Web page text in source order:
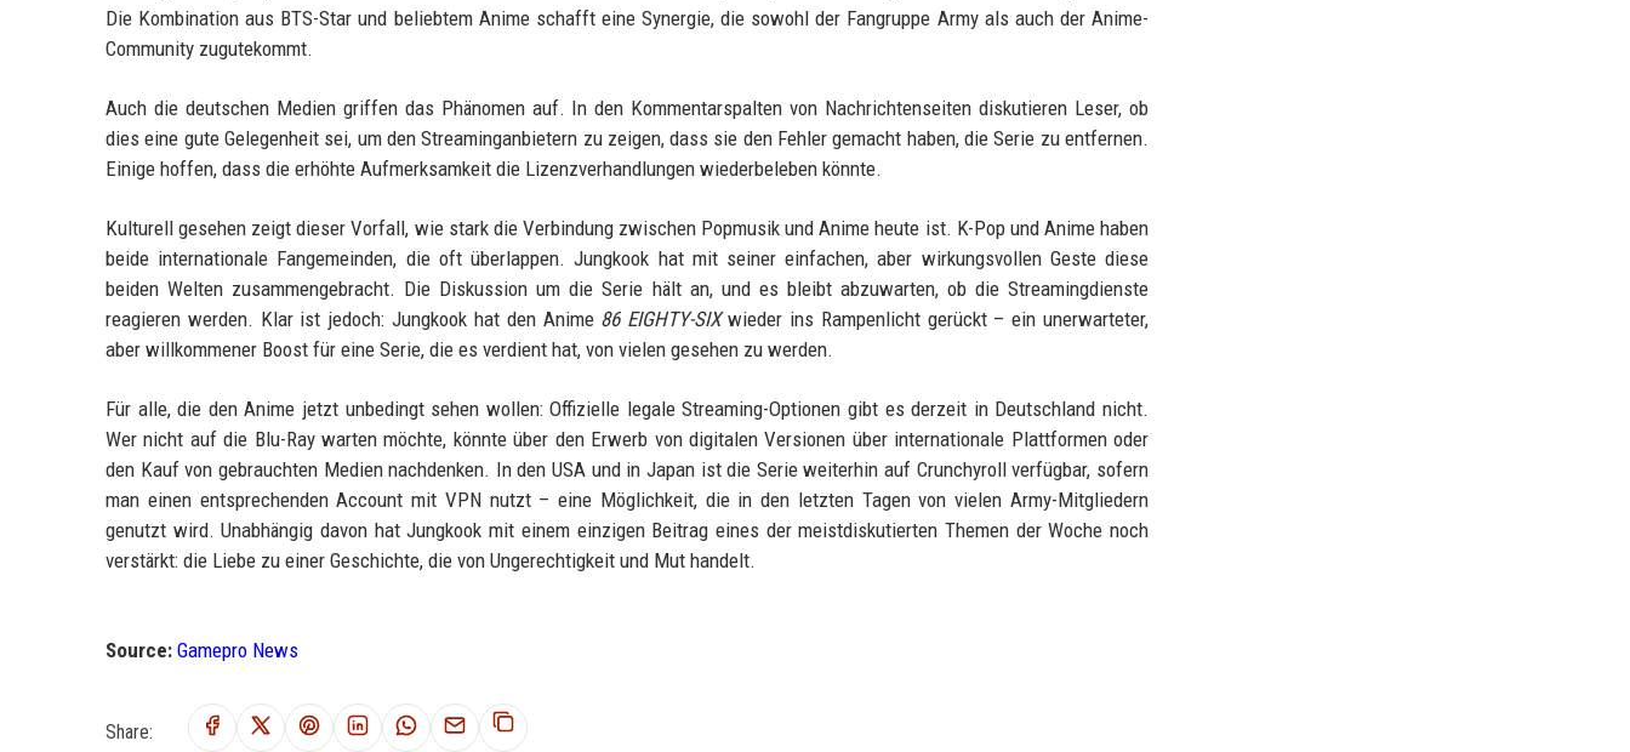
Die Kombination aus BTS-Star und beliebtem Anime schafft eine Synergie, die sowohl der Fangruppe Army als auch der Anime-
Community zugutekommt.
Auch die deutschen Medien griffen das Phänomen auf. In den Kommentarspalten von Nachrichtenseiten diskutieren Leser, ob
dies eine gute Gelegenheit sei, um den Streaminganbietern zu zeigen, dass sie den Fehler gemacht haben, die Serie zu entfernen.
Einige hoffen, dass die erhöhte Aufmerksamkeit die Lizenzverhandlungen wiederbeleben könnte.
Kulturell gesehen zeigt dieser Vorfall, wie stark die Verbindung zwischen Popmusik und Anime heute ist. K-Pop und Anime haben
beide internationale Fangemeinden, die oft überlappen. Jungkook hat mit seiner einfachen, aber wirkungsvollen Geste diese
beiden Welten zusammengebracht. Die Diskussion um die Serie hält an, und es bleibt abzuwarten, ob die Streamingdienste
reagieren werden. Klar ist jedoch: Jungkook hat den Anime 86 EIGHTY-SIXwieder ins Rampenlicht gerückt – ein unerwarteter,
aber willkommener Boost für eine Serie, die es verdient hat, von vielen gesehen zu werden.
Für alle, die den Anime jetzt unbedingt sehen wollen: Offizielle legale Streaming-Optionen gibt es derzeit in Deutschland nicht.
Wer nicht auf die Blu-Ray warten möchte, könnte über den Erwerb von digitalen Versionen über internationale Plattformen oder
den Kauf von gebrauchten Medien nachdenken. In den USA und in Japan ist die Serie weiterhin auf Crunchyroll verfügbar, sofern
man einen entsprechenden Account mit VPN nutzt – eine Möglichkeit, die in den letzten Tagen von vielen Army-Mitgliedern
genutzt wird. Unabhängig davon hat Jungkook mit einem einzigen Beitrag eines der meistdiskutierten Themen der Woche noch
verstärkt: die Liebe zu einer Geschichte, die von Ungerechtigkeit und Mut handelt.
Source: Gamepro News
Share: